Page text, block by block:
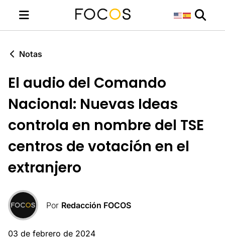
Notas
El audio del Comando
Nacional: Nuevas Ideas
controla en nombre del TSE
centros de votación en el
extranjero
Por Redacción FOCOS
03 de febrero de 2024